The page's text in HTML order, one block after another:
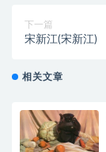
下一篇
宋新江(宋新江)
相关文章